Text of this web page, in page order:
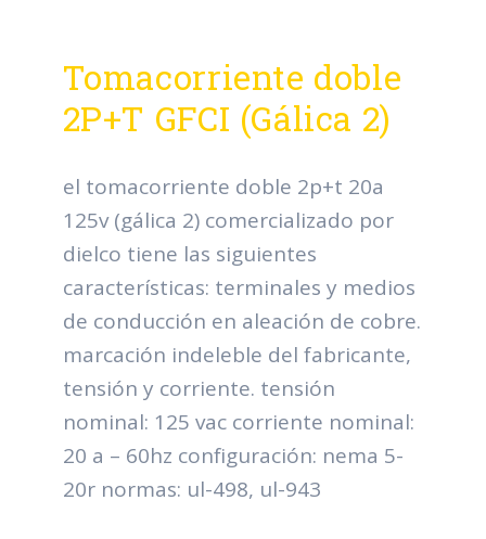
Tomacorriente doble
2P+T GFCI (Gálica 2)
el tomacorriente doble 2p+t 20a
125v (gálica 2) comercializado por
dielco tiene las siguientes
características: terminales y medios
de conducción en aleación de cobre.
marcación indeleble del fabricante,
tensión y corriente. tensión
nominal: 125 vac corriente nominal:
20 a – 60hz configuración: nema 5-
20r normas: ul-498, ul-943